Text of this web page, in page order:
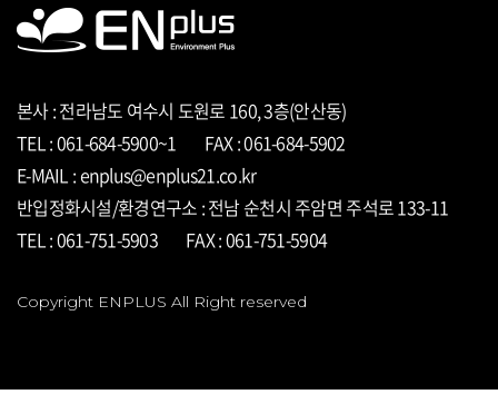
본사 : 전라남도 여수시 도원로 160, 3층(안산동)
TEL : 061-684-5900~1
FAX : 061-684-5902
E-MAIL : enplus@enplus21.co.kr
반입정화시설/환경연구소 : 전남 순천시 주암면 주석로 133-11
TEL : 061-751-5903
FAX : 061-751-5904
Copyright ENPLUS All Right reserved